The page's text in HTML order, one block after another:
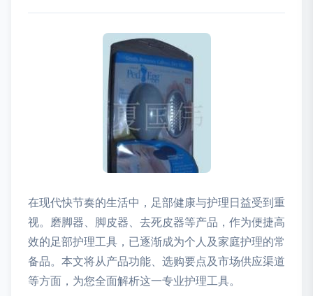
在现代快节奏的生活中，足部健康与护理日益受到重
视。磨脚器、脚皮器、去死皮器等产品，作为便捷高
效的足部护理工具，已逐渐成为个人及家庭护理的常
备品。本文将从产品功能、选购要点及市场供应渠道
等方面，为您全面解析这一专业护理工具。